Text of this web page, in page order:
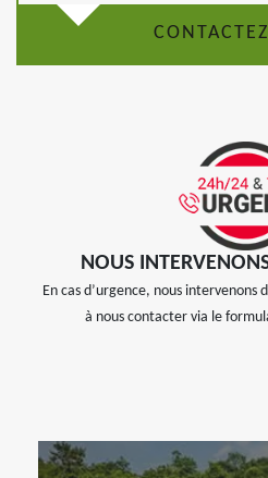
NOUS
En cas d’urgence, nous intervenons
à nous contacter via le